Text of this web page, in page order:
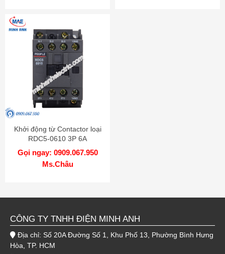
Khởi động từ Contactor loại
RDC5-0610 3P 6A
Gọi ngay: 0909.067.950
Ms.Châu
CÔNG TY TNHH ĐIỆN MINH ANH
Địa chỉ: Số 20A Đường Số 1, Khu Phố 13, Phường Bình Hưng
Hòa, TP. HCM